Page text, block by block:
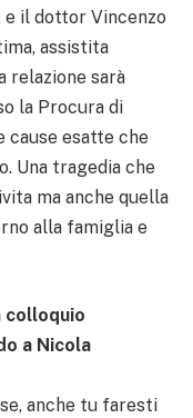
e il dottor Vincenzo
assistita
relazione sarà
la Procura di
cause esatte che
Una tragedia che
ma anche quella
alla famiglia e
colloquio
a Nicola
anche tu faresti